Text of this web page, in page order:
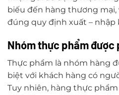
biếu đến hàng thương
đúng quy định xuất – nhập
Nhóm thực phẩm được
Thực phẩm là nhóm hàng
biệt với khách hàng có
Tuy nhiên, hàng thực